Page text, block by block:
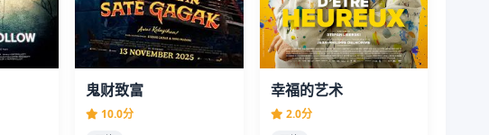
鬼财致富
10.0分
幸福的艺术
2.0分